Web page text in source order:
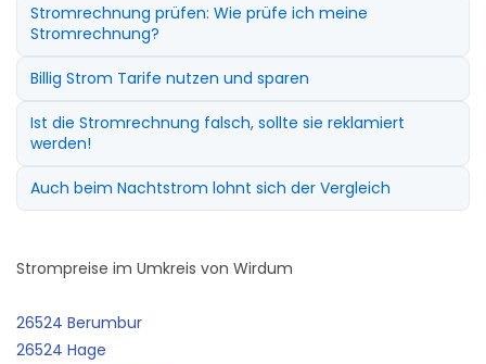
Stromrechnung prüfen: Wie prüfe ich meine
Stromrechnung?
Billig Strom Tarife nutzen und sparen
Ist die Stromrechnung falsch, sollte sie reklamiert
werden!
Auch beim Nachtstrom lohnt sich der Vergleich
Strompreise im Umkreis von Wirdum
26524 Berumbur
26524 Hage